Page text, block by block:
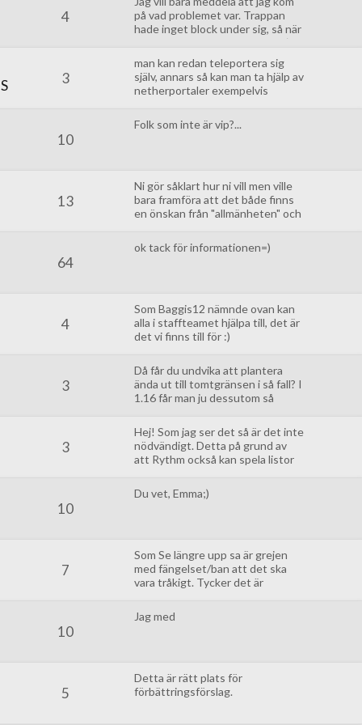
4
på vad problemet var. Trappan
hade inget block under sig, så när
jag fixade det så löste det sig :)
Kan vara bra att veta ifall någon
annan vill pröva.
3
man kan redan teleportera sig
själv, annars så kan man ta hjälp av
netherportaler exempelvis
10
Folk som inte är vip?...
13
Ni gör såklart hur ni vill men ville
bara framföra att det både finns
en önskan från "allmänheten" och
under en testperiod, dra tillbaka
på möjligtvis utdaterade
64
ok tack för informationen=)
4
Som Baggis12 nämnde ovan kan
alla i staffteamet hjälpa till, det är
det vi finns till för :)
3
Då får du undvika att plantera
ända ut till tomtgränsen i så fall? I
1.16 får man ju dessutom så
löven än tidigare så jag ser inte
detta som ett stort problem
faktiskt.
3
Hej! Som jag ser det så är det inte
nödvändigt. Detta på grund av
att Rythm också kan spela listor
10
Du vet, Emma;)
7
Som Se längre upp sa är grejen
med fängelset/ban att det ska
vara tråkigt. Tycker det är
fängelsecell ist för en bann så
man inte kan gå in på servern alls.
10
Jag med
5
Detta är rätt plats för
förbättringsförslag.